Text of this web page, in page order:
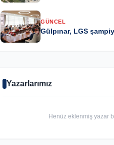
GÜNCEL
Gülpınar, LGS
Yazarlarımız
Henüz eklenmiş yazar